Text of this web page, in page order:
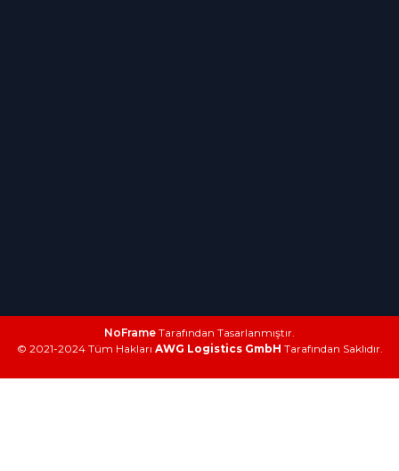
NoFrame Tarafından Tasarlanmıştır.
© 2021-2024 Tüm Hakları AWG Logistics GmbH Tarafından Saklıdır.